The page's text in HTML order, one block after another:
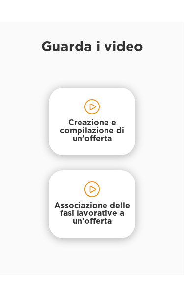
Guarda i video
Creazione e
compilazione di
un’offerta
Associazione delle
fasi lavorative a
un’offerta